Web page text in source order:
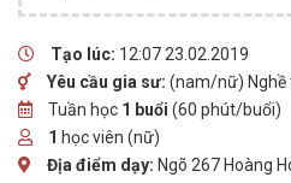
Tạo lúc: 12:07 23.02.2019
Yêu cầu gia sư: (nam/nữ) Nghề
Tuần học 1 buổi (60 phút/buổi)
1 học viên (nữ)
Địa điểm dạy: Ngõ 267 Hoàng